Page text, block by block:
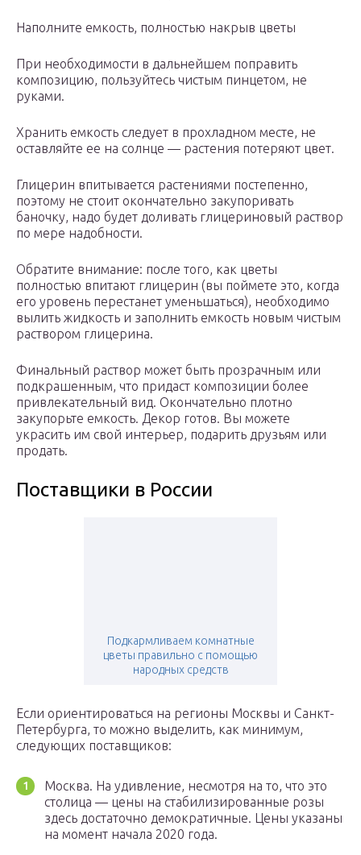
Наполните емкость, полностью накрыв цветы
При необходимости в дальнейшем поправить
композицию, пользуйтесь чистым пинцетом, не
руками.
Хранить емкость следует в прохладном месте, не
оставляйте ее на солнце — растения потеряют цвет.
Глицерин впитывается растениями постепенно,
поэтому не стоит окончательно закупоривать
баночку, надо будет доливать глицериновый раствор
по мере надобности.
Обратите внимание: после того, как цветы
полностью впитают глицерин (вы поймете это, когда
его уровень перестанет уменьшаться), необходимо
вылить жидкость и заполнить емкость новым чистым
раствором глицерина.
Финальный раствор может быть прозрачным или
подкрашенным, что придаст композиции более
привлекательный вид. Окончательно плотно
закупорьте емкость. Декор готов. Вы можете
украсить им свой интерьер, подарить друзьям или
продать.
Поставщики в России
Подкармливаем комнатные
цветы правильно с помощью
народных средств
Если ориентироваться на регионы Москвы и Санкт-
Петербурга, то можно выделить, как минимум,
следующих поставщиков:
Москва. На удивление, несмотря на то, что это
столица — цены на стабилизированные розы
здесь достаточно демократичные. Цены указаны
на момент начала 2020 года.